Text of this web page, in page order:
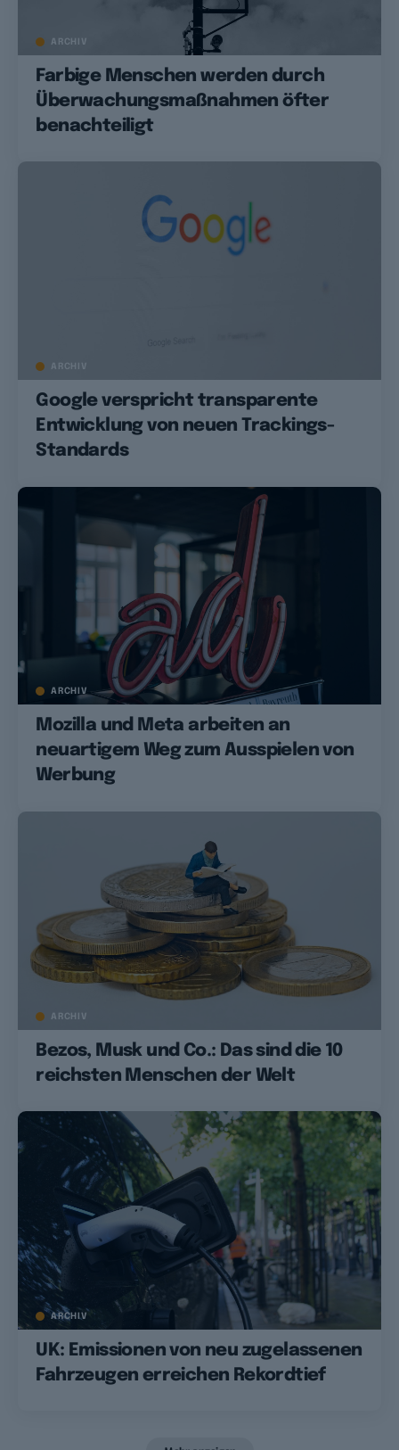
ARCHIV
Farbige Menschen werden durch
Überwachungsmaßnahmen öfter
benachteiligt
ARCHIV
Google verspricht transparente
Entwicklung von neuen Trackings-
Standards
ARCHIV
Mozilla und Meta arbeiten an
neuartigem Weg zum Ausspielen von
Werbung
ARCHIV
Bezos, Musk und Co.: Das sind die 10
reichsten Menschen der Welt
ARCHIV
UK: Emissionen von neu zugelassenen
Fahrzeugen erreichen Rekordtief